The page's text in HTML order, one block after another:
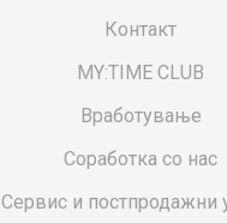
Контакт
MY:TIME CLUB
Вработување
Соработка со нас
Сервис и постпродажни